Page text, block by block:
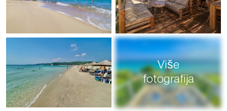
Više
fotografija